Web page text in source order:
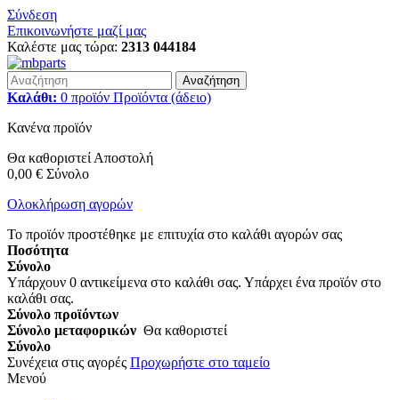
Σύνδεση
Επικοινωνήστε μαζί μας
Καλέστε μας τώρα: 2313 044184
Αναζήτηση
Καλάθι: 0 προϊόν Προϊόντα (άδειο)
Κανένα προϊόν
Θα καθοριστεί Αποστολή
0,00 € Σύνολο
Ολοκλήρωση αγορών
Το προϊόν προστέθηκε με επιτυχία στο καλάθι αγορών σας
Ποσότητα
Σύνολο
Υπάρχουν 0 αντικείμενα στο καλάθι σας. Υπάρχει ένα προϊόν στο
καλάθι σας.
Σύνολο προϊόντων
Σύνολο μεταφορικών Θα καθοριστεί
Σύνολο
Συνέχεια στις αγορές Προχωρήστε στο ταμείο
Μενού